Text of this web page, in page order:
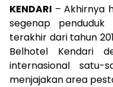
KENDARI – Akhirnya
segenap
terakhir dari tahun
Belhotel Kendari
internasional
menjajakan area